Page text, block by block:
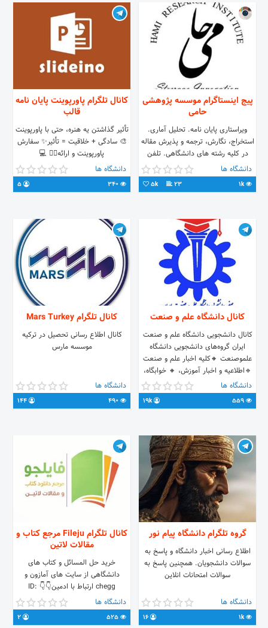
پیج اینستاگرام موسسه پژوهشی
حامی
ویراستاری پایان نامه. تحلیل آماری.
استخراج، نگارش، ترجمه و پذیرش مقاله
در کلیه رشته های دانشگاهی. تلفن
های تماس: 02166564246
09106911682 و 83 و 84
دانشگاه ها
1k
23
5k
کانال تلگرام پاورپوینت پایان نامه
قالب
تأثیر گذاشتن یه هنره، حتی با پاورپوینت
🎨 سادگی + خلاقیت = تأثیر✨ سفارش
پاورپوینت و ارائه👇🏻 💻
@slideino_admin
دانشگاه ها
کانال دانشگاه علم و صنعت
⁦کانال دانشجویی دانشگاه علم و صنعت
ایران گروه‌های دانشجویی دانشگاه
علموصنعت 🔸کلیه اخبار علم و صنعت
🔹اطلاعیه و اخبار آموزش، 🔸 خوابگاه،
🔹تغذیه و سلف، 🔸جزوه و کتاب، 🔹و
تمامی اطلاعات مورد نیاز ◼️تمامی گروه‌ها
@iust_group ◼️ارتباط با ما
دانشگاه ها
19k
کانال تلگرام Mars Turkey
کانال اطلاع رسانی تحصیل در ترکیه
موسسه مارس
دانشگاه ها
گروه تلگرام دانشگاه پیام نور
اطلاع رسانی اخبار دانشگاه‌ و پاسخ به
سوالات دانشجویان. همچنین پاسخ به
سوالات امتحانات انلاین
دانشگاه ها
1k
کانال تلگرام Fileju مرجع کتاب و
مقالات لاتین
خرید حل المسائل و کتاب های
دانشگاهی از سایت های آمازون و
chegg ارتباط با ادمین👇👇 ID:
@ParsaaTKD
دانشگاه ها